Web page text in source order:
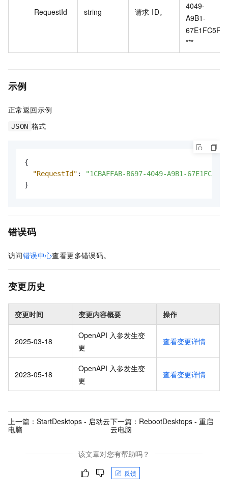
RequestId string 请求 ID。
4049-
A9B1-
67E1FC5F*
***
示例
正常返回示例
JSON 格式
{
"RequestId" :
"1CBAFFAB-B697-4049-A9B1-
}
错误码
访问错误中心查看更多错误码。
变更历史
变更时间 变更内容概要 操作
2025-03-18
OpenAPI 入参发生变
更
查看变更详情
2023-05-18
OpenAPI 入参发生变
更
查看变更详情
上一篇： StartDesktops - 启动云
电脑
下一篇： RebootDesktops - 重启
云电脑
该文章对您有帮助吗？
反馈